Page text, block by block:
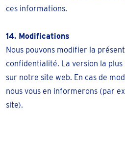
ces informations.
14. Modifications
Nous pouvons modifier la
confidentialité. La version la
sur notre site web. En cas de
nous vous en informerons (par
site).